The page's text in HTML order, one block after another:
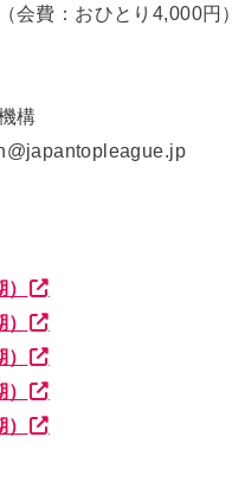
会費：おひとり4,000円）
構